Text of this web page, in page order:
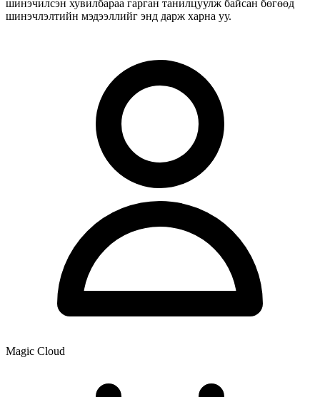
шинэчилсэн хувилбараа гарган танилцуулж байсан бөгөөд
шинэчлэлтийн мэдээллийг энд дарж харна уу.
Magic Cloud